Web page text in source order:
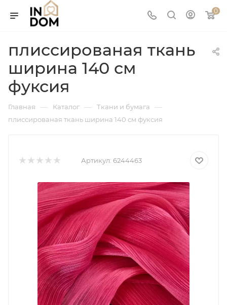
0
плиссированая ткань
ширина 140 см
фуксия
Главная — Каталог — Ткани и бумага —
плиссированая ткань ширина 140 см фуксия
Артикул: 6244463